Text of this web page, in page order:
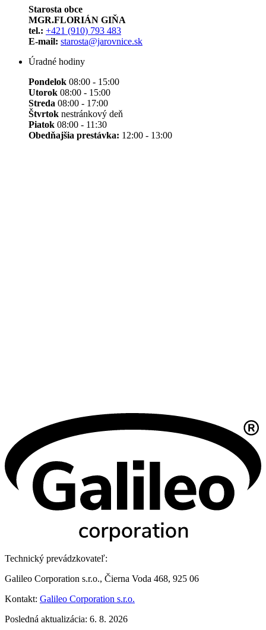
Starosta obce
MGR.FLORIÁN GIŇA
tel.: +421 (910) 793 483
E-mail: starosta@jarovnice.sk
Úradné hodiny
Pondelok 08:00 - 15:00
Utorok 08:00 - 15:00
Streda 08:00 - 17:00
Štvrtok nestránkový deň
Piatok 08:00 - 11:30
Obedňajšia prestávka: 12:00 - 13:00
Technický prevádzkovateľ:
Galileo Corporation s.r.o., Čierna Voda 468, 925 06
Kontakt: Galileo Corporation s.r.o.
Posledná aktualizácia: 6. 8. 2026